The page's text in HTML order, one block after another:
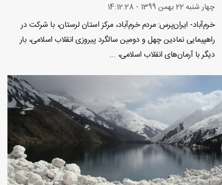
چهار شنبه 22 بهمن 1399 - 14:12:28
خرم‌آباد- ایران‌پرس: مردم خرم‌آباد، مرکز استان لرستان، با شرکت در
راهپیمایی نمادین چهل و دومین سالگرد پیروزی انقلاب اسلامی، بار
دیگر با آرمان‌های انقلاب اسلامی، ...